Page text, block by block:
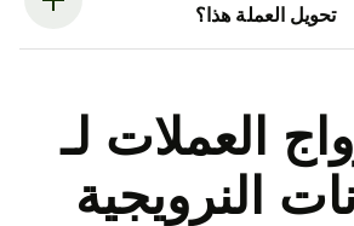
تحويل العملة هذا؟
العملات لـ
النرويجية